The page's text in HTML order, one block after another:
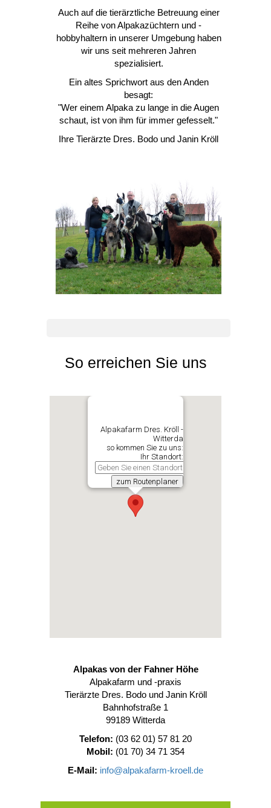
Auch auf die tierärztliche Betreuung einer
Reihe von Alpakazüchtern und -
hobbyhaltern in unserer Umgebung haben
wir uns seit mehreren Jahren
spezialisiert.
Ein altes Sprichwort aus den Anden
besagt:
"Wer einem Alpaka zu lange in die Augen
schaut, ist von ihm für immer gefesselt."
Ihre Tierärzte Dres. Bodo und Janin Kröll
So erreichen Sie uns
Alpakafarm Dres. Kröll -
Witterda
so kommen Sie zu uns:
Ihr Standort:
Alpakas von der Fahner Höhe
Alpakafarm und -praxis
Tierärzte Dres. Bodo und Janin Kröll
Bahnhofstraße 1
99189 Witterda
Telefon: (03 62 01) 57 81 20
Mobil: (01 70) 34 71 354
E-Mail: info@alpakafarm-kroell.de